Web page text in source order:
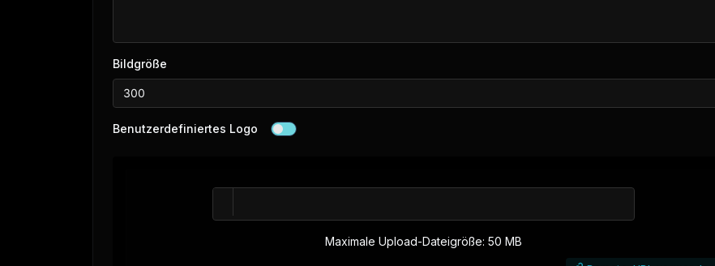
Bildgröße
Benutzerdefiniertes Logo
Maximale Upload-Dateigröße: 50 MB